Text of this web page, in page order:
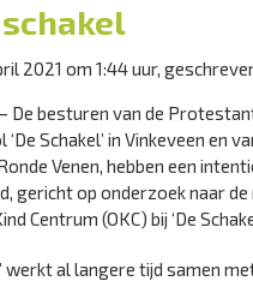
2021 om 1:44 uur,
– De besturen van de
Schakel’ in Vinkeveen en
Venen, hebben een
gericht op onderzoek naar
Centrum (OKC) bij ‘De
werkt al langere tijd samen